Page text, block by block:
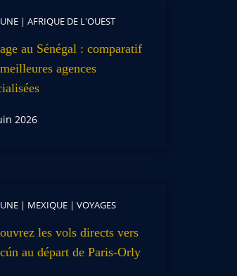
| AFRIQUE DE L'OUEST
au Sénégal : comparatif
agences
2026
| MEXIQUE| VOYAGES
les vols directs vers
au départ de Paris-Orly